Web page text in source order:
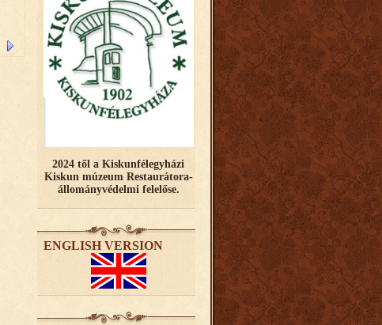
2024 től a Kiskunfélegyházi
Kiskun múzeum Restaurátora-
állományvédelmi felelőse.
ENGLISH VERSION